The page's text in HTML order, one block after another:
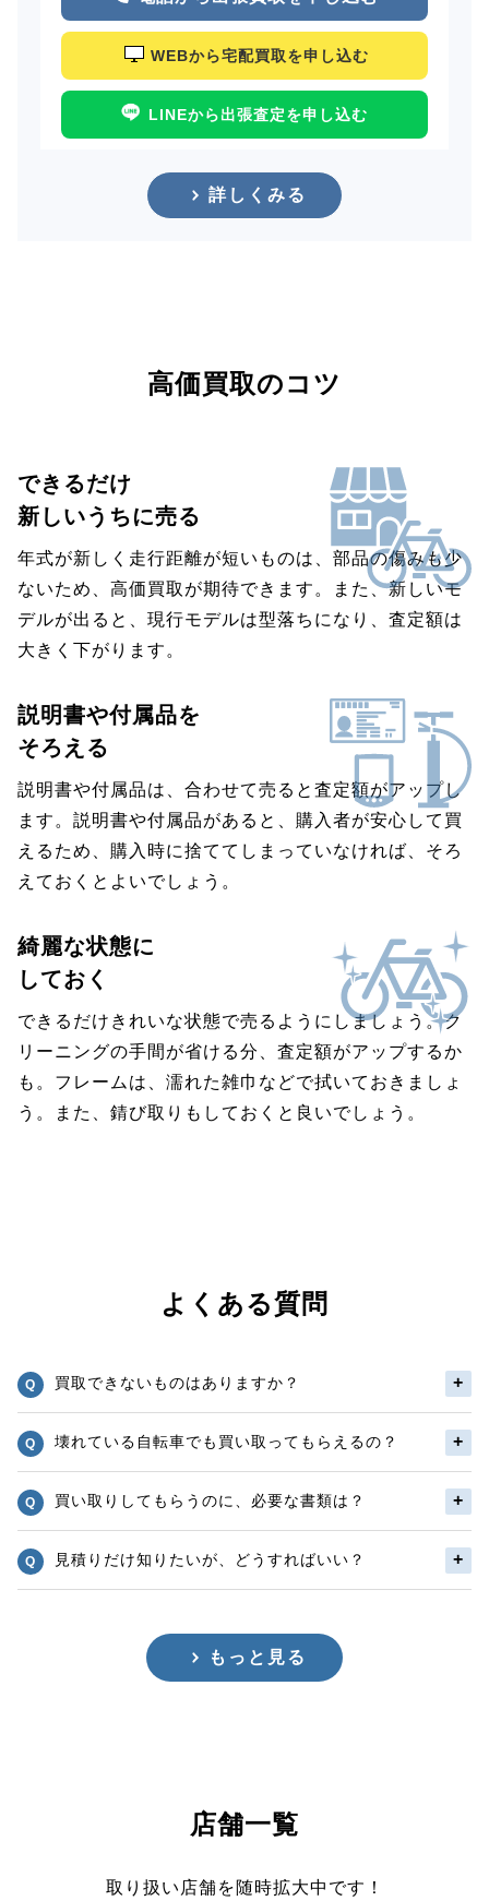
WEBから宅配買取を申し込む
LINEから出張査定を申し込む
詳しくみる
高価買取のコツ
できるだけ
新しいうちに売る
年式が新しく走行距離が短いものは、部品の傷みも少
ないため、高価買取が期待できます。また、新しいモ
デルが出ると、現行モデルは型落ちになり、査定額は
大きく下がります。
説明書や付属品を
そろえる
説明書や付属品は、合わせて売ると査定額がアップし
ます。説明書や付属品があると、購入者が安心して買
えるため、購入時に捨ててしまっていなければ、そろ
えておくとよいでしょう。
綺麗な状態に
しておく
できるだけきれいな状態で売るようにしましょう。ク
リーニングの手間が省ける分、査定額がアップするか
も。フレームは、濡れた雑巾などで拭いておきましょ
う。また、錆び取りもしておくと良いでしょう。
よくある質問
買取できないものはありますか？
壊れている自転車でも買い取ってもらえるの？
買い取りしてもらうのに、必要な書類は？
見積りだけ知りたいが、どうすればいい？
もっと見る
店舗一覧
取り扱い店舗を随時拡大中です！